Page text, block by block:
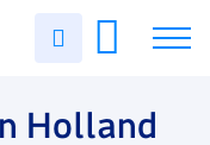
Uren
Holland